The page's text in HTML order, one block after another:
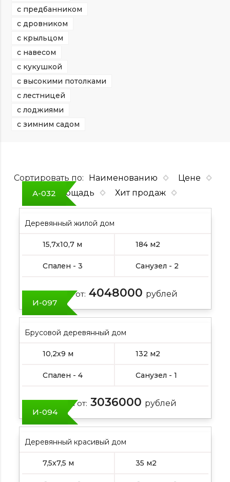
с предбанником
с дровником
с крыльцом
с навесом
с кукушкой
с высокими потолками
с лестницей
с лоджиями
с зимним садом
Сортировать по: Наименованию
Цене
Площадь
Хит продаж
А-032
Деревянный жилой дом
15,7х10,7 м 184 м2
Спален - 3 Санузел - 2
Цена от: 4048000 рублей
И-097
Брусовой деревянный дом
10,2х9 м 132 м2
Спален - 4 Санузел - 1
Цена от: 3036000 рублей
И-094
Деревянный красивый дом
7,5х7,5 м 35 м2